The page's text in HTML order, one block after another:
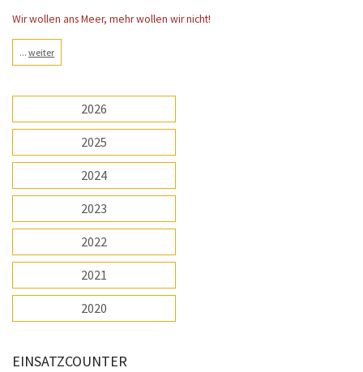
Wir wollen ans Meer, mehr wollen wir nicht!
... weiter
2026
2025
2024
2023
2022
2021
2020
EINSATZCOUNTER